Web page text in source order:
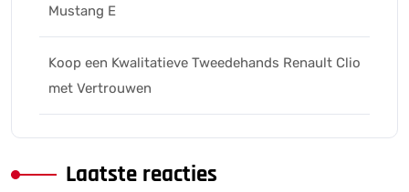
Mustang E
Koop een Kwalitatieve Tweedehands Renault Clio
met Vertrouwen
Laatste reacties